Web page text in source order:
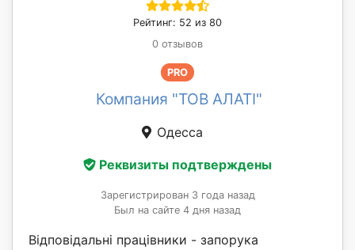
Рейтинг: 52 из 80
0 отзывов
PRO
Компания "ТОВ АЛАТІ"
Одесса
Реквизиты подтверждены
Зарегистрирован 3 года назад
Был на сайте 4 дня назад
Відповідальні працівники - запорука